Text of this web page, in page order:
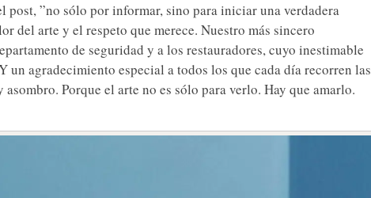
post, ”no sólo por informar, sino para iniciar una verdadera
del arte y el respeto que merece. Nuestro más sincero
de seguridad y a los restauradores, cuyo inestimable
agradecimiento especial a todos los que cada día recorren las
Porque el arte no es sólo para verlo. Hay que amarlo.